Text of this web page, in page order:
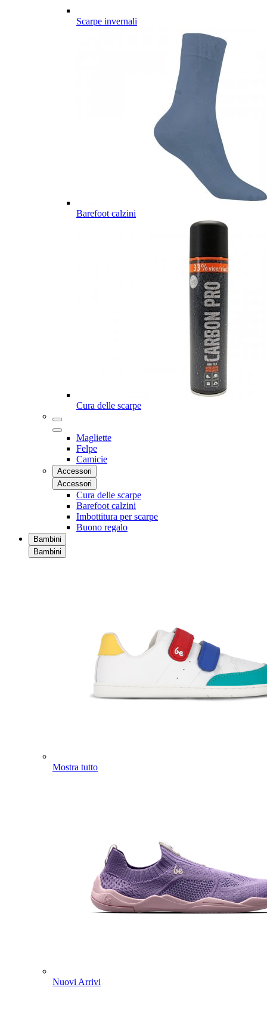
Scarpe invernali
Barefoot calzini
Cura delle scarpe
Magliette
Felpe
Camicie
Accessori
Accessori
Cura delle scarpe
Barefoot calzini
Imbottitura per scarpe
Buono regalo
Bambini
Bambini
Mostra tutto
Nuovi Arrivi